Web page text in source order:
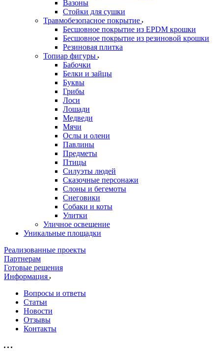
Вазоны
Стойки для сушки
Травмобезопасное покрытие
Бесшовное покрытие из EPDM крошки
Бесшовное покрытие из резиновой крошки
Резиновая плитка
Топиар фигуры
Бабочки
Белки и зайцы
Буквы
Грибы
Лоси
Лошади
Медведи
Мячи
Ослы и олени
Павлины
Предметы
Птицы
Силуэты людей
Сказочные персонажи
Слоны и бегемоты
Снеговики
Собаки и коты
Улитки
Уличное освещение
Уникальные площадки
Реализованные проекты
Партнерам
Готовые решения
Информация
Вопросы и ответы
Статьи
Новости
Отзывы
Контакты